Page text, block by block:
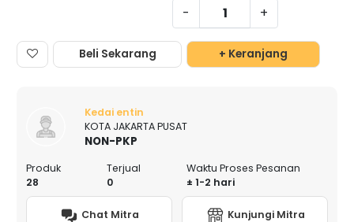
- +
Beli Sekarang + Keranjang
Kedai entin
KOTA JAKARTA PUSAT
NON-PKP
Produk
28
Terjual
0
Waktu Proses Pesanan
± 1-2 hari
Chat Mitra Kunjungi Mitra